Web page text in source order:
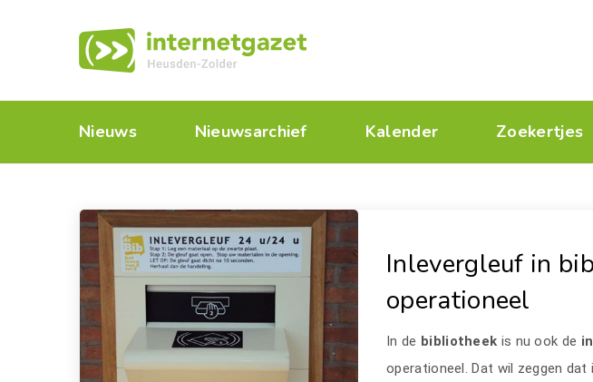
Nieuws Nieuwsarchief Kalender Zoekertjes
Inlevergleuf in
operationeel
In de bibliotheek is nu ook de
operationeel. Dat wil zeggen dat